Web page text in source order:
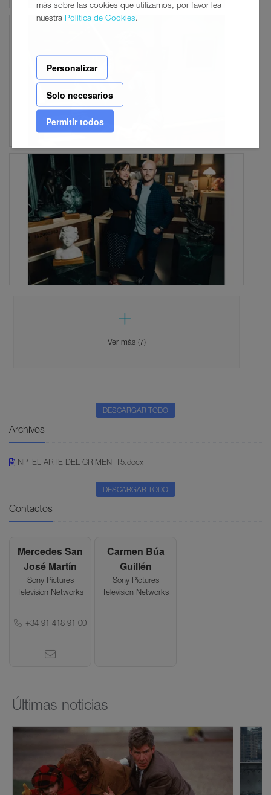
más sobre las cookies que utilizamos, por favor lea
nuestra Política de Cookies.
Personalizar
Solo necesarios
Permitir todos
Ver más (7)
DESCARGAR TODO
Archivos
NP_EL ARTE DEL CRIMEN_T5.docx
DESCARGAR TODO
Contactos
Mercedes San
José Martín
Sony Pictures
Television Networks
+34 91 418 91 00
Carmen Búa
Guillén
Sony Pictures
Television Networks
Últimas noticias